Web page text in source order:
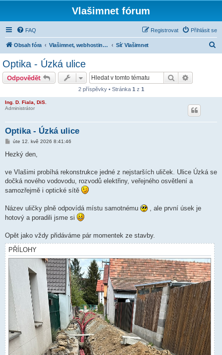
Vlašimnet fórum
FAQ Přihlásit se
Registrovat
Obsah fóra Vlašimnet, webhosting, IP televize, IP telefonie a ostatní Síť Vlašimnet
Optika - Úzká ulice
Odpovědět Hledat
2 příspěvky • Stránka 1 z 1
Ing. D. Fiala, DiS.
Administrátor
Optika - Úzká ulice
P
í
ě
e
k
úte 12. kvě 2026 8:41:46
Hezký den,
ve Vlašimi probíhá rekonstrukce jedné z nejstarších uliček. Ulice Úzká se
dočká nového vodovodu, rozvodů elektřiny, veřejného osvětlení a
samozřejmě i optické sítě
Název uličky plně odpovídá místu samotnému
, ale první úsek je
hotový a poradili jsme si
Opět jako vždy přidáváme pár momentek ze stavby.
PŘÍLOHY